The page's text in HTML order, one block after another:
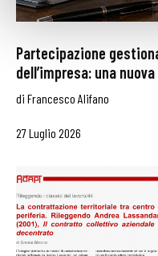
Partecipazione
dell’impresa: una
di Francesco Alifano
27 Luglio 2026